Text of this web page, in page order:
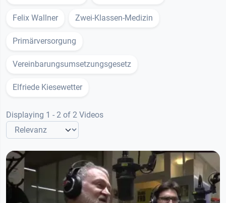
Felix Wallner Zwei-Klassen-Medizin
Primärversorgung
Vereinbarungsumsetzungsgesetz
Elfriede Kiesewetter
Displaying 1 - 2 of 2 Videos